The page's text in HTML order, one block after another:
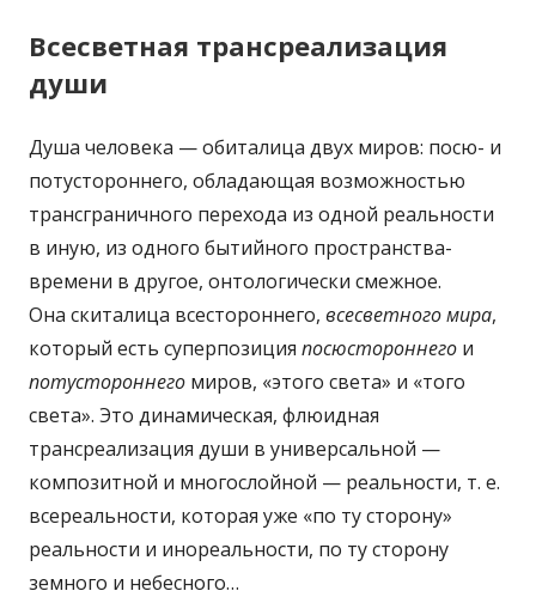
Всесветная трансреализация
души
Душа человека — обиталица двух миров: посю- и
потустороннего, обладающая возможностью
трансграничного перехода из одной реальности
в иную, из одного бытийного пространства-
времени в другое, онтологически смежное.
Она скиталица всестороннего, всесветного мира,
который есть суперпозиция посюстороннего и
потустороннего миров, «этого света» и «того
света». Это динамическая, флюидная
трансреализация души в универсальной —
композитной и многослойной — реальности, т. е.
всереальности, которая уже «по ту сторону»
реальности и инореальности, по ту сторону
земного и небесного…